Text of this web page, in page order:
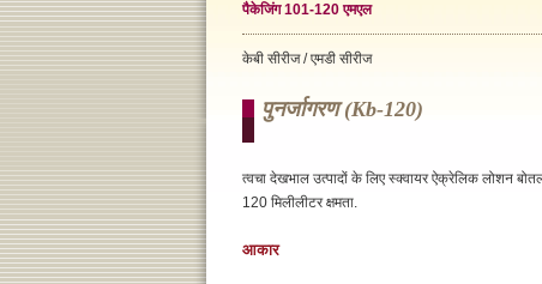
पैकेजिंग 101-120 एमएल
केबी सीरीज / एमडी सीरीज
पुनर्जागरण (kb-120)
त्वचा देखभाल उत्पादों के लिए स्क्वायर ऐक्रेलिक लोशन
120 मिलीलीटर क्षमता.
आकार